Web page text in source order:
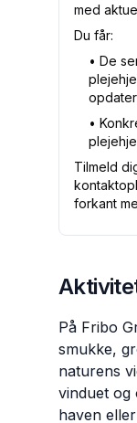
med
Du får:
•⁠ De
•⁠
Tilmeld
forkant
På Fribo
smukke,
naturens
vinduet og
haven